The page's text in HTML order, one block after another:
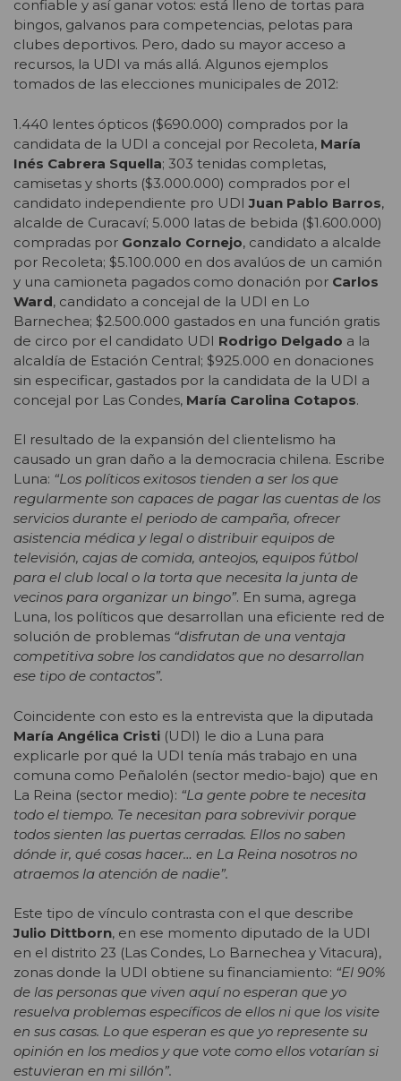
confiable y así ganar votos: está lleno de tortas para
bingos, galvanos para competencias, pelotas para
clubes deportivos. Pero, dado su mayor acceso a
recursos, la UDI va más allá. Algunos ejemplos
tomados de las elecciones municipales de 2012:
1.440 lentes ópticos ($690.000) comprados por la
candidata de la UDI a concejal por Recoleta, María
Inés Cabrera Squella; 303 tenidas completas,
camisetas y shorts ($3.000.000) comprados por el
candidato independiente pro UDIJuan Pablo Barros,
alcalde de Curacaví; 5.000 latas de bebida ($1.600.000)
compradas por Gonzalo Cornejo, candidato a alcalde
por Recoleta; $5.100.000 en dos avalúos de un camión
y una camioneta pagados como donación por Carlos
Ward, candidato a concejal de la UDI en Lo
Barnechea; $2.500.000 gastados en una función gratis
de circo por el candidato UDI Rodrigo Delgado a la
alcaldía de Estación Central; $925.000 en donaciones
sin especificar, gastados por la candidata de la UDI a
concejal por Las Condes, María Carolina Cotapos.
El resultado de la expansión del clientelismo ha
causado un gran daño a la democracia chilena. Escribe
Luna: “Los políticos exitosos tienden a ser los que
regularmente son capaces de pagar las cuentas de los
servicios durante el periodo de campaña, ofrecer
asistencia médica y legal o distribuir equipos de
televisión, cajas de comida, anteojos, equipos fútbol
para el club local o la torta que necesita la junta de
vecinos para organizar un bingo”. En suma, agrega
Luna, los políticos que desarrollan una eficiente red de
solución de problemas “disfrutan de una ventaja
competitiva sobre los candidatos que no desarrollan
ese tipo de contactos”.
Coincidente con esto es la entrevista que la diputada
María Angélica Cristi (UDI) le dio a Luna para
explicarle por qué la UDI tenía más trabajo en una
comuna como Peñalolén (sector medio-bajo) que en
La Reina (sector medio): “La gente pobre te necesita
todo el tiempo. Te necesitan para sobrevivir porque
todos sienten las puertas cerradas. Ellos no saben
dónde ir, qué cosas hacer… en La Reina nosotros no
atraemos la atención de nadie”.
Este tipo de vínculo contrasta con el que describe
Julio Dittborn, en ese momento diputado de la UDI
en el distrito 23 (Las Condes, Lo Barnechea y Vitacura),
zonas donde la UDI obtiene su financiamiento: “El 90%
de las personas que viven aquí no esperan que yo
resuelva problemas específicos de ellos ni que los visite
en sus casas. Lo que esperan es que yo represente su
opinión en los medios y que vote como ellos votarían si
estuvieran en mi sillón”.